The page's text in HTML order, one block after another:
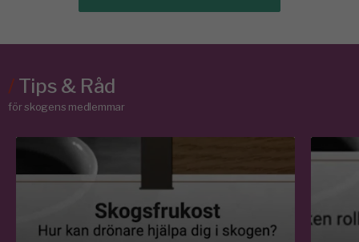
/Tips & Råd
för skogens medlemmar